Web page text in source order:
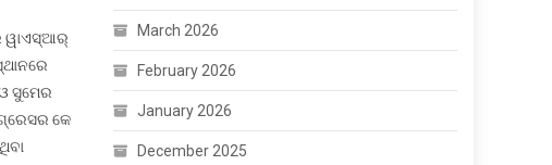
ୱାଏସ୍ଆର୍‌
ସୁମେର
କେ
March 2026
February 2026
January 2026
December 2025